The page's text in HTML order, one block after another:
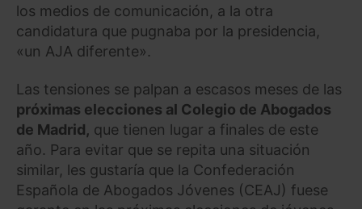
los medios de comunicación, a la otra
candidatura que pugnaba por la presidencia,
«un AJA diferente».
Las tensiones se palpan a escasos meses de las
próximas elecciones al Colegio de Abogados
de Madrid, que tienen lugar a finales de este
año. Para evitar que se repita una situación
similar, les gustaría que la Confederación
Española de Abogados Jóvenes (CEAJ) fuese